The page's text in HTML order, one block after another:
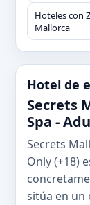
Hoteles con
Mallorca
Hotel de
Secrets
Spa -
Secrets
Only (+18)
sitúa en un